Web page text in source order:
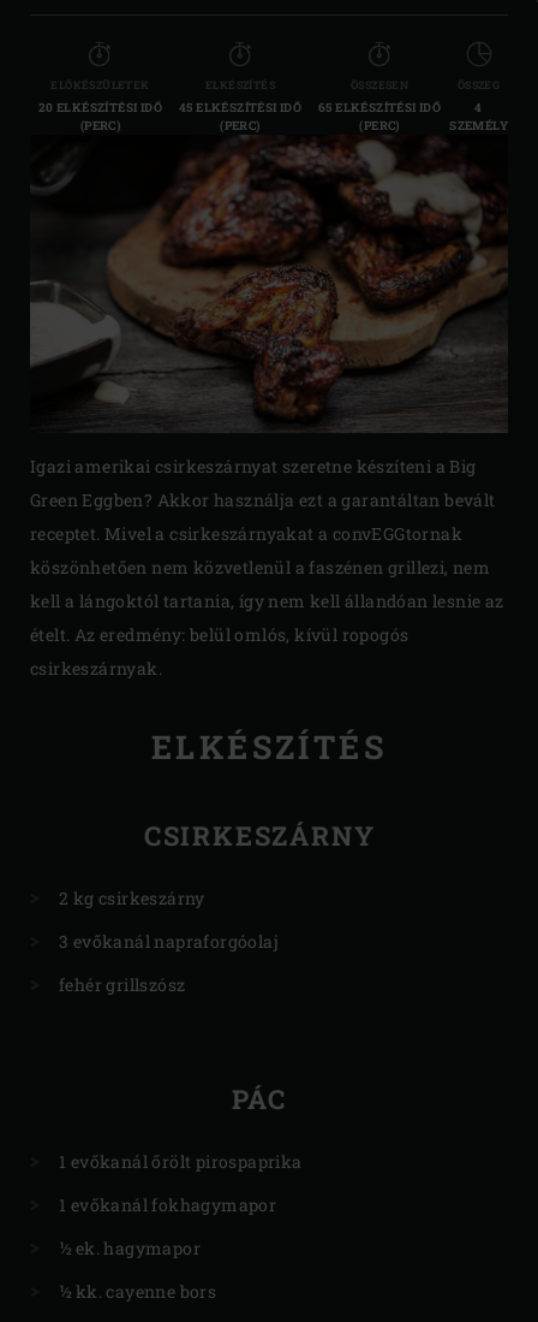
ELŐKÉSZÜLETEK
20 ELKÉSZÍTÉSI IDŐ
(PERC)
ELKÉSZÍTÉS
45 ELKÉSZÍTÉSI IDŐ
(PERC)
ÖSSZESEN
65 ELKÉSZÍTÉSI IDŐ
(PERC)
ÖSSZEG
4
SZEMÉLY
Igazi amerikai csirkeszárnyat szeretne készíteni a Big
Green Eggben? Akkor használja ezt a garantáltan bevált
receptet. Mivel a csirkeszárnyakat a convEGGtornak
köszönhetően nem közvetlenül a faszénen grillezi, nem
kell a lángoktól tartania, így nem kell állandóan lesnie az
ételt. Az eredmény: belül omlós, kívül ropogós
csirkeszárnyak.
ELKÉSZÍTÉS
CSIRKESZÁRNY
2 kg csirkeszárny
3 evőkanál napraforgóolaj
fehér grillszósz
PÁC
1 evőkanál őrölt pirospaprika
1 evőkanál fokhagymapor
½ ek. hagymapor
½ kk. cayenne bors